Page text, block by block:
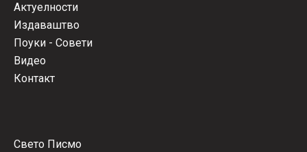
Актуелности
Издаваштво
Поуки - Совети
Видео
Контакт
Свето Писмо